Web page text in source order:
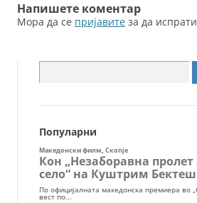
Напишете коментар
Мора да се пријавите за да
за:
Популарни